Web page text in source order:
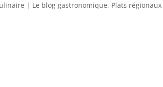
| Le blog gastronomique, Plats